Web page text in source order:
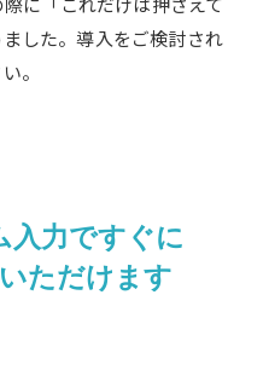
した。導入をご検討され
。
入力ですぐに
ただけます